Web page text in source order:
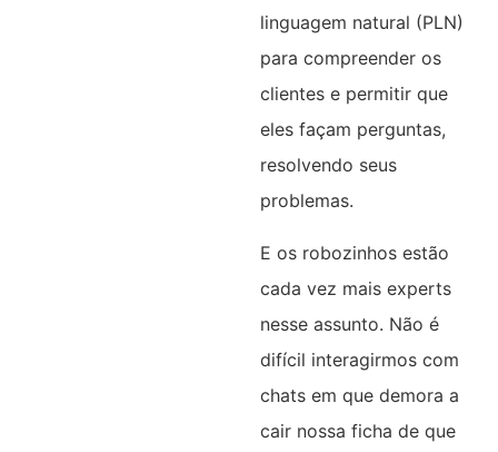
linguagem natural (PLN)
para compreender os
clientes e permitir que
eles façam perguntas,
resolvendo seus
problemas.
E os robozinhos estão
cada vez mais experts
nesse assunto. Não é
difícil interagirmos com
chats em que demora a
cair nossa ficha de que